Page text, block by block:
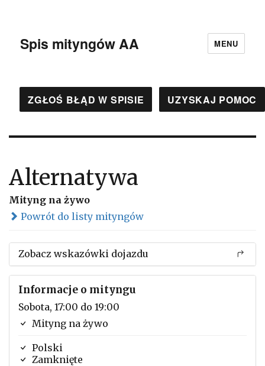
Spis mityngów AA MENU
ZGŁOŚ BŁĄD W SPISIE UZYSKAJ POMOC
Alternatywa
Mityng na żywo
Powrót do listy mityngów
Zobacz wskazówki dojazdu
Informacje o mityngu
Sobota, 17:00 do 19:00
Mityng na żywo
Polski
Zamknięte